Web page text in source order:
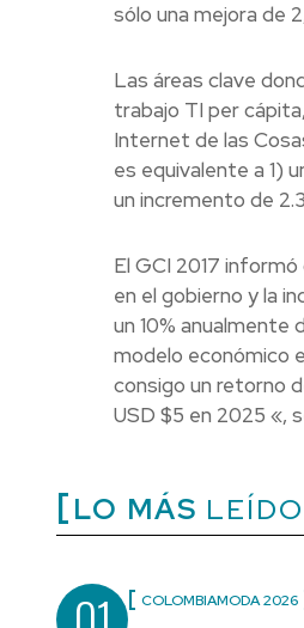
sólo una mejora de
Las áreas clave
trabajo TI per
Internet de las
es equivalente a 1)
un incremento de
El GCI 2017
en el gobierno y la
un 10%
modelo económico
consigo un retorno
USD $5 en 2025 «,
LO MÁS LEÍDO
COLOMBIAMODA 2026